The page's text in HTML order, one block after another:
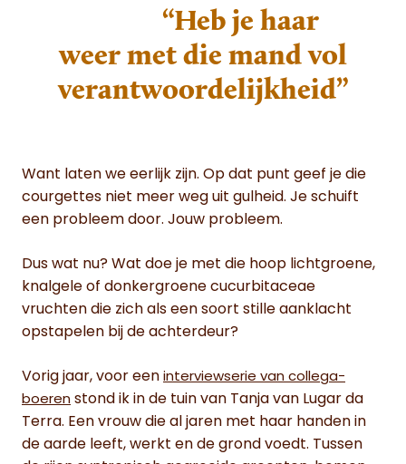
“Heb je haar
weer met die mand vol
verantwoordelijkheid”
Want laten we eerlijk zijn. Op dat punt geef je die
courgettes niet meer weg uit gulheid. Je schuift
een probleem door. Jouw probleem.
Dus wat nu? Wat doe je met die hoop lichtgroene,
knalgele of donkergroene cucurbitaceae
vruchten die zich als een soort stille aanklacht
opstapelen bij de achterdeur?
Vorig jaar, voor een interviewserie van collega-
boeren stond ik in de tuin van Tanja van Lugar da
Terra. Een vrouw die al jaren met haar handen in
de aarde leeft, werkt en de grond voedt. Tussen